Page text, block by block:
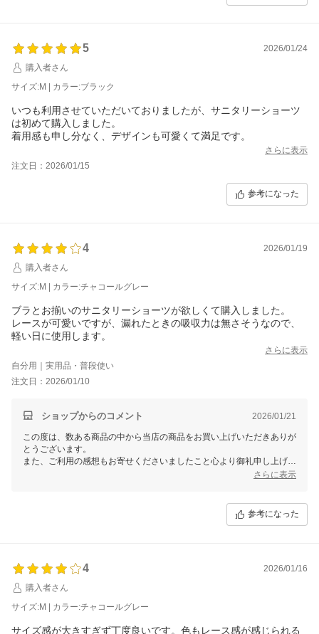
5
2026/01/24
購入者さん
サイズ:M | カラー:ブラック
いつも利用させていただいておりましたが、サニタリーショーツ
は初めて購入しました。
着用感も申し分なく、デザインも可愛くて満足です。
さらに表示
注文日：2026/01/15
参考になった
4
2026/01/19
購入者さん
サイズ:M | カラー:チャコールグレー
ブラとお揃いのサニタリーショーツが欲しくて購入しました。
レースが可愛いですが、漏れたときの吸収力は無さそうなので、
軽い日に使用します。
さらに表示
自分用｜実用品・普段使い
注文日：2026/01/10
ショップからのコメント 2026/01/21
この度は、数ある商品の中から当店の商品をお買い上げいただきありが
とうございます。
また、ご利用の感想もお寄せくださいましたこと心より御礼申し上げま
吸収力に関するフィードバック、大変参考になりました。
す。
さらに表示
参考になった
4
2026/01/16
購入者さん
サイズ:M | カラー:チャコールグレー
サイズ感が大きすぎず丁度良いです。色もレース感が感じられる